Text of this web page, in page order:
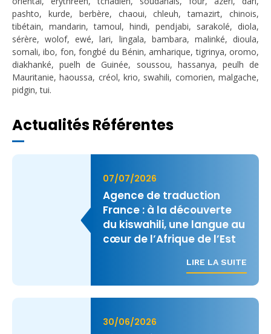
pashto, kurde, berbère, chaoui, chleuh, tamazirt, chinois,
tibétain, mandarin, tamoul, hindi, pendjabi, sarakolé, diola,
sérère, wolof, ewé, lari, lingala, bambara, malinké, dioula,
somali, ibo, fon, fongbé du Bénin, amharique, tigrinya, oromo,
diakhanké, puelh de Guinée, soussou, hassanya, peulh de
Mauritanie, haoussa, créol, krio, swahili, comorien, malgache,
pidgin, tui.
Actualités Référentes
07/07/2026
Agence de traduction
France : à la découverte
du kiswahili, une langue au
cœur de l’Afrique de l’Est
LIRE LA SUITE
30/06/2026